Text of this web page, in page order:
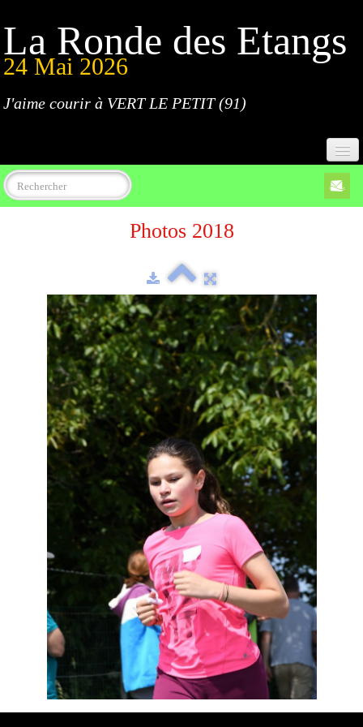
La Ronde des Etangs
24 Mai 2026
J'aime courir à VERT LE PETIT (91)
Accueil
Règlement
Parcours
Résultats
Devenez bénévoles
Partenaires
Photos ▼
Photos 2018